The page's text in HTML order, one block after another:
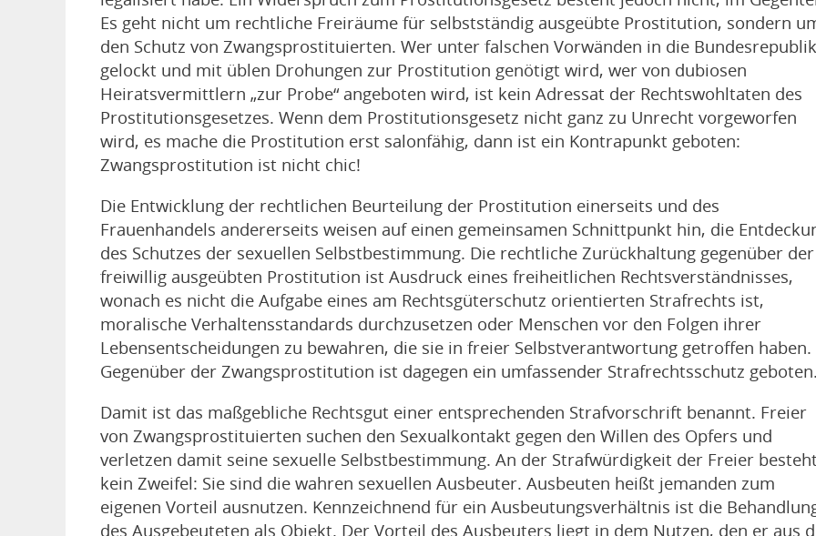
Es geht nicht um rechtliche Freiräume für selbstständig ausgeübte Prostitution, sondern
den Schutz von Zwangsprostituierten. Wer unter falschen Vorwänden in die Bundesrepublik
gelockt und mit üblen Drohungen zur Prostitution genötigt wird, wer von dubiosen
Heiratsvermittlern „zur Probe“ angeboten wird, ist kein Adressat der Rechtswohltaten des
Prostitutionsgesetzes. Wenn dem Prostitutionsgesetz nicht ganz zu Unrecht vorgeworfen
wird, es mache die Prostitution erst salonfähig, dann ist ein Kontrapunkt geboten:
Zwangsprostitution ist nicht chic!
Die Entwicklung der rechtlichen Beurteilung der Prostitution einerseits und des
Frauenhandels andererseits weisen auf einen gemeinsamen Schnittpunkt hin, die
des Schutzes der sexuellen Selbstbestimmung. Die rechtliche Zurückhaltung gegenüber der
freiwillig ausgeübten Prostitution ist Ausdruck eines freiheitlichen Rechtsverständnisses,
wonach es nicht die Aufgabe eines am Rechtsgüterschutz orientierten Strafrechts ist,
moralische Verhaltensstandards durchzusetzen oder Menschen vor den Folgen ihrer
Lebensentscheidungen zu bewahren, die sie in freier Selbstverantwortung getroffen haben.
Gegenüber der Zwangsprostitution ist dagegen ein umfassender Strafrechtsschutz geboten.
Damit ist das maßgebliche Rechtsgut einer entsprechenden Strafvorschrift benannt. Freier
von Zwangsprostituierten suchen den Sexualkontakt gegen den Willen des Opfers und
verletzen damit seine sexuelle Selbstbestimmung. An der Strafwürdigkeit der Freier besteht
kein Zweifel: Sie sind die wahren sexuellen Ausbeuter. Ausbeuten heißt jemanden zum
eigenen Vorteil ausnutzen. Kennzeichnend für ein Ausbeutungsverhältnis ist die
des Ausgebeuteten als Objekt. Der Vorteil des Ausbeuters liegt in dem Nutzen, den er aus